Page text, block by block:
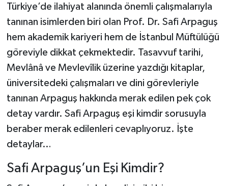
Türkiye’de ilahiyat alanında önemli çalışmalarıyla
tanınan isimlerden biri olan Prof. Dr. Safi Arpaguş
hem akademik kariyeri hem de İstanbul Müftülüğü
göreviyle dikkat çekmektedir. Tasavvuf tarihi,
Mevlânâ ve Mevlevîlik üzerine yazdığı kitaplar,
üniversitedeki çalışmaları ve dini görevleriyle
tanınan Arpaguş hakkında merak edilen pek çok
detay vardır. Safi Arpaguş eşi kimdir sorusuyla
beraber merak edilenleri cevaplıyoruz. İşte
detaylar…
Safi Arpaguş’un Eşi Kimdir?